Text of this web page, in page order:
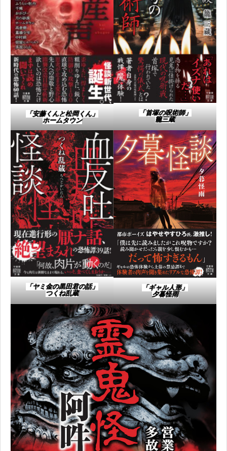
「安藤くんと松岡くん」
ホームタウン
「首塚の呪術師」​
籠三蔵​
「ヤミ金の黒田君の話」​
つくね乱蔵​
「ギャル人形」​
夕暮怪雨​